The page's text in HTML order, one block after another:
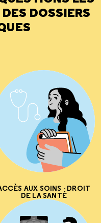
DOSSIERS
AUX SOINS - DROIT
DE LA SANTÉ